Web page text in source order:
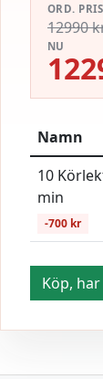
ORD. PRIS
12990
NU
Namn
10
min
-700 kr
Köp,